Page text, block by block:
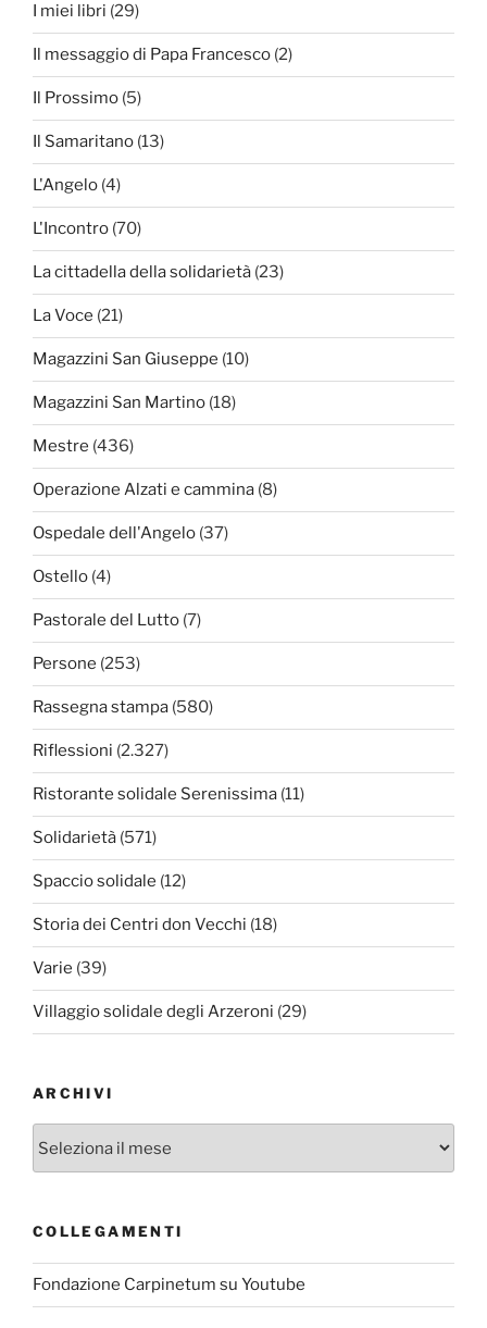
I miei libri (29)
Il messaggio di Papa Francesco (2)
Il Prossimo (5)
Il Samaritano (13)
L'Angelo (4)
L'Incontro (70)
La cittadella della solidarietà (23)
La Voce (21)
Magazzini San Giuseppe (10)
Magazzini San Martino (18)
Mestre (436)
Operazione Alzati e cammina (8)
Ospedale dell'Angelo (37)
Ostello (4)
Pastorale del Lutto (7)
Persone (253)
Rassegna stampa (580)
Riflessioni (2.327)
Ristorante solidale Serenissima (11)
Solidarietà (571)
Spaccio solidale (12)
Storia dei Centri don Vecchi (18)
Varie (39)
Villaggio solidale degli Arzeroni (29)
ARCHIVI
Archivi
COLLEGAMENTI
Fondazione Carpinetum su Youtube